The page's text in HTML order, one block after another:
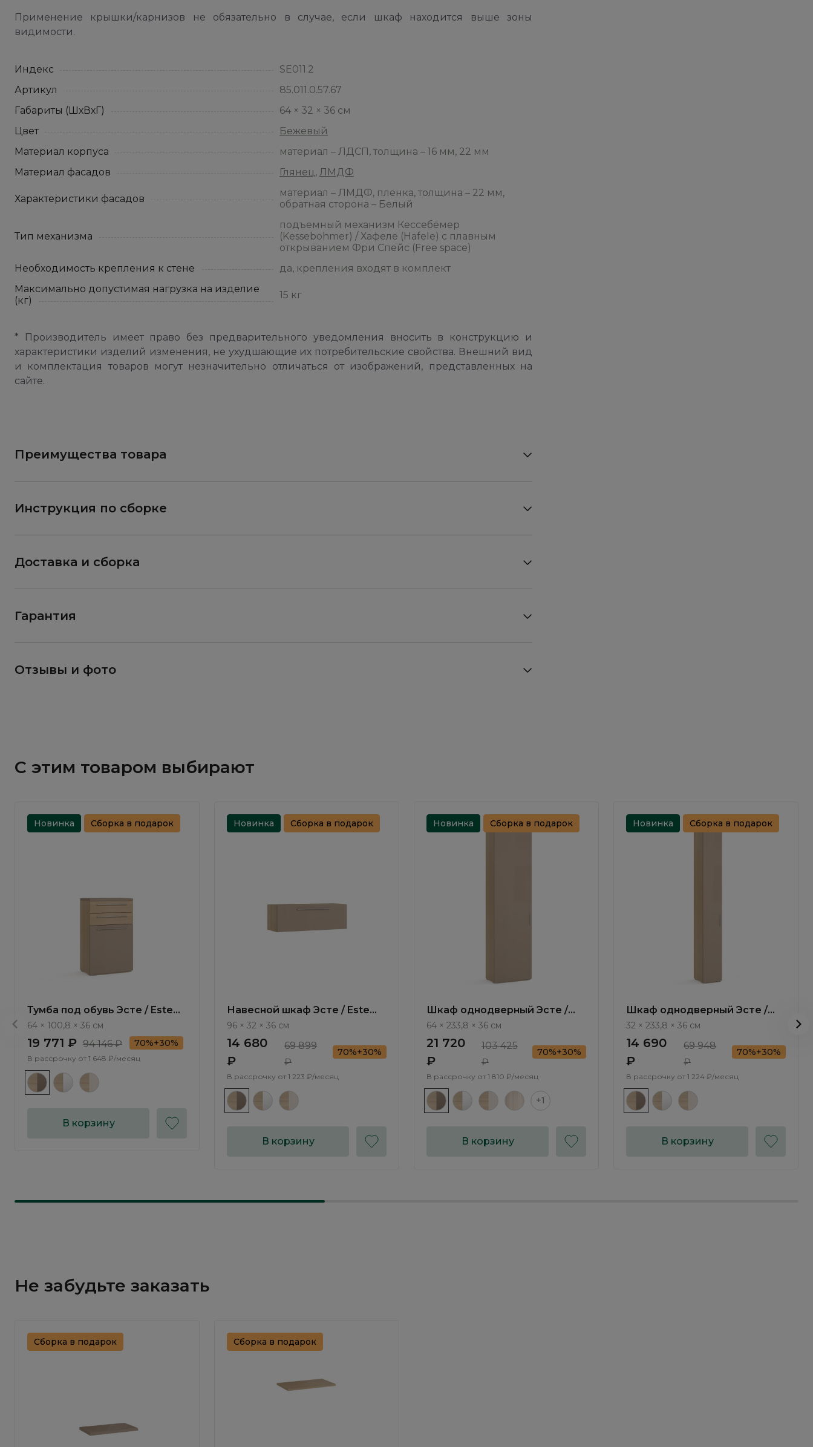
Применение крышки/карнизов не обязательно в случае, если шкаф находится выше зоны
видимости.
Индекс
SE011.2
Артикул
85.011.0.57.67
Габариты (ШхВхГ)
64 × 32 × 36 см
Цвет
Бежевый
Материал корпуса
материал – ЛДСП, толщина – 16 мм, 22 мм
Материал фасадов
Глянец, ЛМДФ
Характеристики фасадов
материал – ЛМДФ, пленка, толщина – 22 мм,
обратная сторона – Белый
Тип механизма
подъемный механизм Кессебёмер
(Kessebohmer) / Хафеле (Hafele) с плавным
открыванием Фри Спейс (Free space)
Необходимость крепления к стене
да, крепления входят в комплект
Максимально допустимая нагрузка на изделие
(кг)
15 кг
* Производитель имеет право без предварительного уведомления вносить в конструкцию и
характеристики изделий изменения, не ухудшающие их потребительские свойства. Внешний вид
и комплектация товаров могут незначительно отличаться от изображений, представленных на
сайте.
Преимущества товара
Инструкция по сборке
Доставка и сборка
Гарантия
Отзывы и фото
С этим товаром выбирают
Новинка Сборка в подарок
Тумба под обувь Эсте / Este
SE001.2
64 × 100,8 × 36 см
19 771 ₽ 94 146 ₽ 70%+30%
В рассрочку от 1 648 ₽/месяц
В корзину
Новинка Сборка в подарок
Навесной шкаф Эсте / Este
SE006.2
96 × 32 × 36 см
14 680
₽
69 899
₽
70%+30%
В рассрочку от 1 223 ₽/месяц
В корзину
Новинка Сборка в подарок
Шкаф однодверный Эсте /
Este SE101.2
64 × 233,8 × 36 см
21 720
₽
103 425
₽
70%+30%
В рассрочку от 1 810 ₽/месяц
+1
В корзину
Новинка Сборка в подарок
Шкаф однодверный Эсте /
Este SE105.2
32 × 233,8 × 36 см
14 690
₽
69 948
₽
70%+30%
В рассрочку от 1 224 ₽/месяц
В корзину
Не забудьте заказать
Сборка в подарок Сборка в подарок